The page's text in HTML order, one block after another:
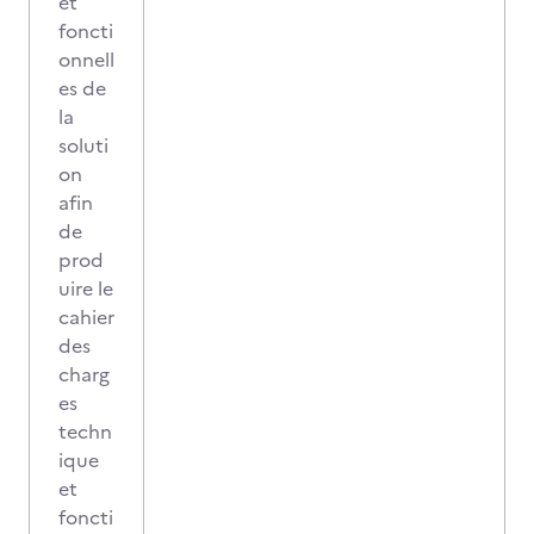
foncti
onnell
es de
la
soluti
on
afin
de
prod
uire le
cahier
des
charg
es
techn
ique
et
foncti